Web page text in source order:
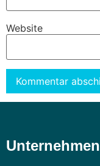
Website
Unternehmen